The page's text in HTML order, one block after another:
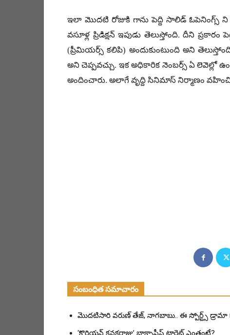
ఇలా మొదటి రోజుకి గాను పెద్ది సాలిడ్ ఓపెనింగ్స్
వసూళ్ల ప్రిడిక్షన్ ఇపుడు తెలుస్తోంది. దీని
(ప్రీమియర్స్ కలిపి) అందుకుంటుంది అని
అని చెప్పవచ్చు. ఇక అధికారిక నెంబర్స్ ఏ
అందించారు. అలాగే వృద్ది సినిమాస్ నిర్మాణం
సంబంధిత సమాచారం
మొదటిసారి వరుణ్ తేజ్, నాగబాబు.. ఈ స్పోర్ట్స్ డ్రామా
‘కొరియన్ కనకరాజు’ బాక్సాఫీస్ టార్గెట్ ఎంతంటే?